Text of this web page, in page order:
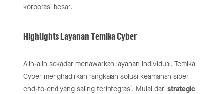
korporasi besar.
Highlights Layanan Temika Cyber
Alih-alih sekadar menawarkan layanan individual, Temika
Cyber menghadirkan rangkaian solusi keamanan siber
end-to-end yang saling terintegrasi. Mulai dari strategic